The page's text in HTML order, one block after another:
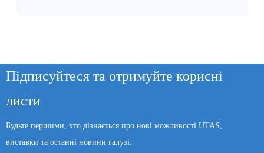
Підписуйтеся та отримуйте корисні
листи
Будьте першими, хто дізнається про нові можливості UTAS,
виставки та останні новини галузі.